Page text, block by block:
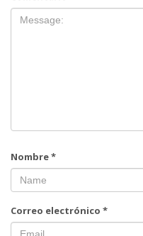
Nombre*
Correo electrónico *